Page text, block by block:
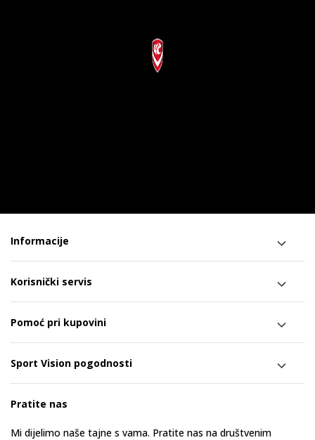
Informacije
Korisnički servis
Pomoć pri kupovini
Sport Vision pogodnosti
Pratite nas
Mi dijelimo naše tajne s vama. Pratite nas na društvenim